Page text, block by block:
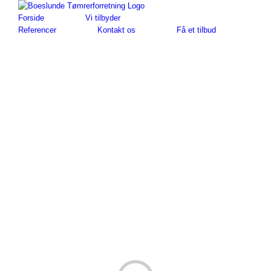
content
Forside
Vi tilbyder
Referencer
Kontakt os Få et tilbud